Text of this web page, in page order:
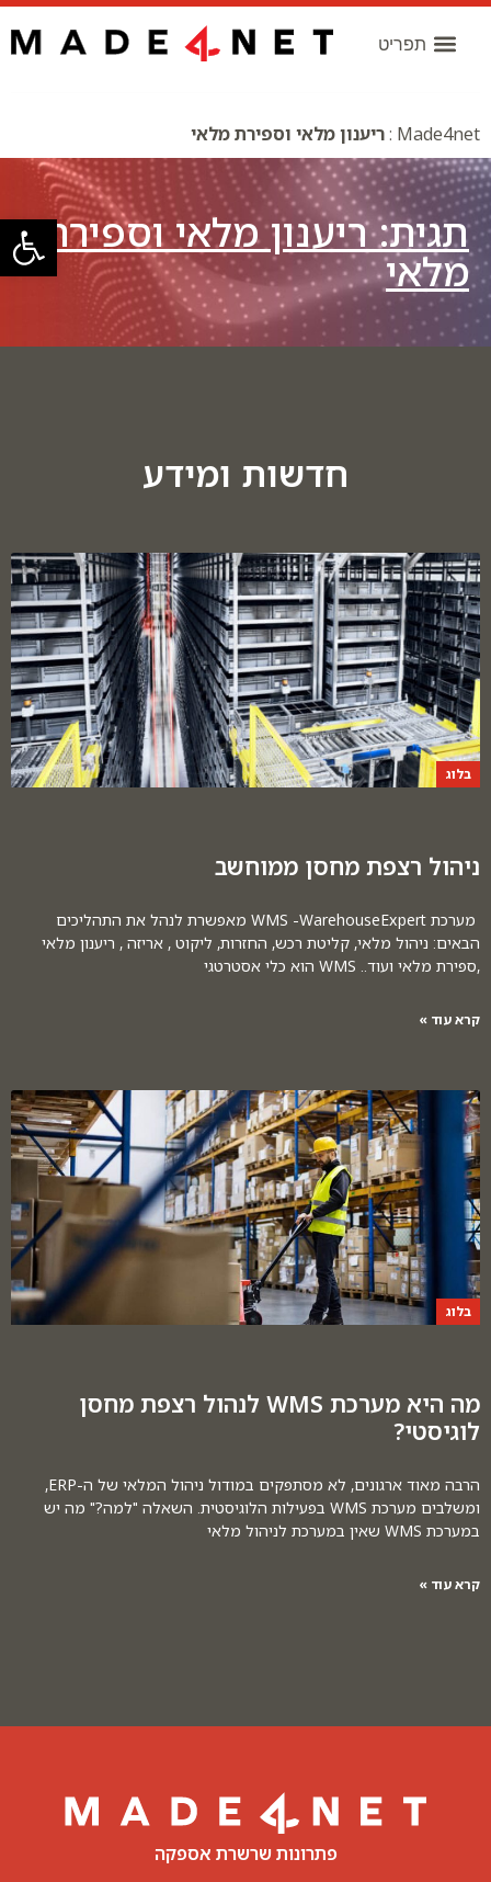
פתח
Made4net
:ריענון מלאי וספירת מלאי
תגית: ריענון מלאי וספירת
מלאי
חדשות ומידע
בלוג
ניהול רצפת מחסן ממוחשב
מערכת WMS -WarehouseExpert מאפשרת לנהל את התהליכים
הבאים: ניהול מלאי, קליטת רכש, החזרות, ליקוט , אריזה , ריענון מלאי
,ספירת מלאי ועוד.. WMS הוא כלי אסטרטגי
קרא עוד »
בלוג
מה היא מערכת WMS לנהול רצפת מחסן
לוגיסטי?
הרבה מאוד ארגונים, לא מסתפקים במודול ניהול המלאי של ה-ERP,
ומשלבים מערכת WMS בפעילות הלוגיסטית. השאלה "למה?" מה יש
במערכת WMS שאין במערכת לניהול מלאי
קרא עוד »
פתרונות שרשרת אספקה